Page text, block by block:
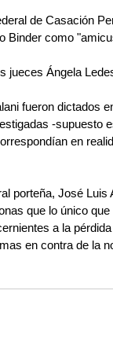
de Casación
Binder como
jueces Ángela
fueron dictados
-supuesto
en
porteña, José
que lo único
a la
en contra de la